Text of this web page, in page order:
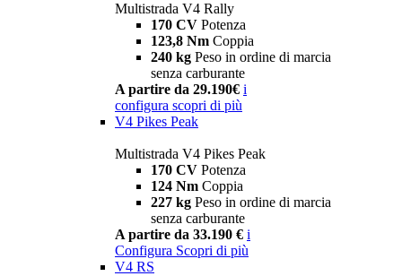
Multistrada V4 Rally
170 CV Potenza
123,8 Nm Coppia
240 kg Peso in ordine di marcia
senza carburante
A partire da 29.190€ i
configura scopri di più
V4 Pikes Peak
Multistrada V4 Pikes Peak
170 CV Potenza
124 Nm Coppia
227 kg Peso in ordine di marcia
senza carburante
A partire da 33.190 € i
Configura Scopri di più
V4 RS